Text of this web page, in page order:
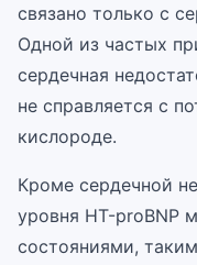
связано только с
Одной из частых
сердечная
не справляется с
кислороде.
Кроме сердечной
уровня НТ-proBNP
состояниями,